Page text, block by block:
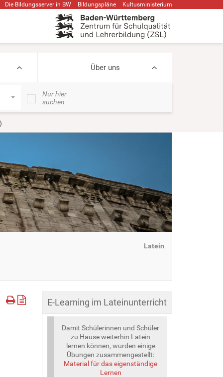
Die Bildungsserver in BW Bildungspläne Kultusministerium
Über uns
Nur hier
suchen
Latein
E-Learning im Lateinunterricht
Damit Schülerinnen und Schüler
zu Hause weiterhin Latein
lernen können, wurden einige
Übungen zusammengestellt:
Material für das eigenständige
Lernen